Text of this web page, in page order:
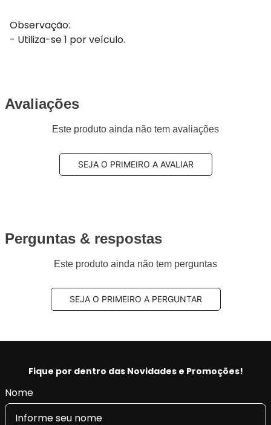
Observação:
- Utiliza-se 1 por veículo.
Avaliações
Este produto ainda não tem avaliações
SEJA O PRIMEIRO A AVALIAR
Perguntas & respostas
Este produto ainda não tem perguntas
SEJA O PRIMEIRO A PERGUNTAR
Fique por dentro das Novidades e Promoções!
Nome